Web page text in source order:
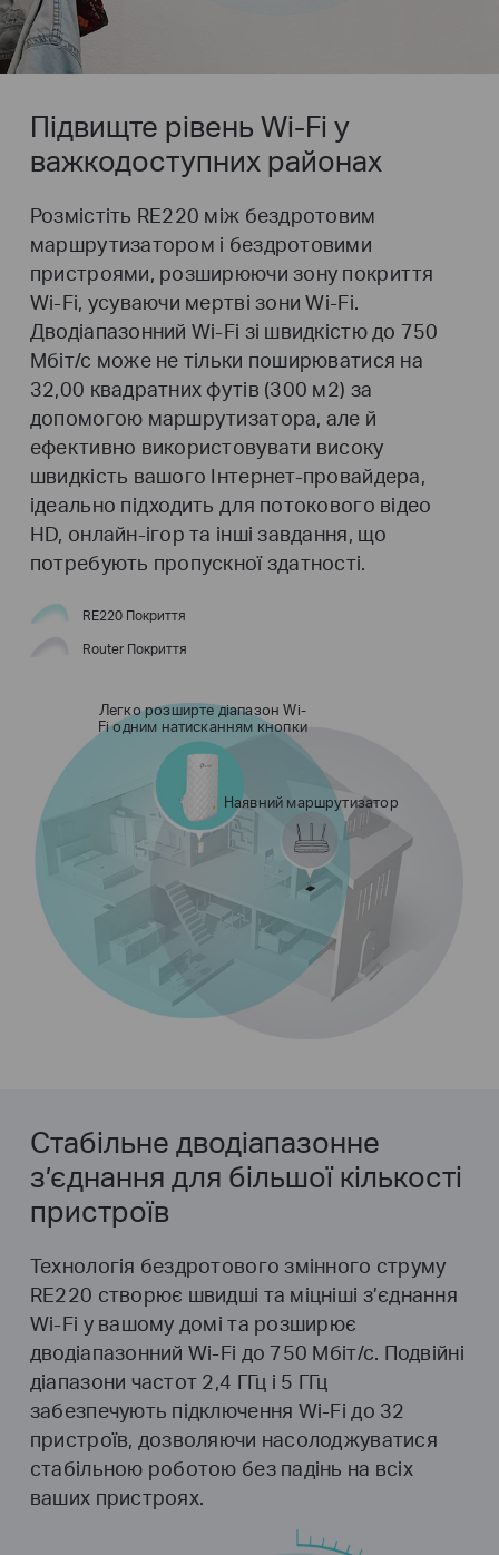
Підвищте рівень Wi-Fi у
важкодоступних районах
Розмістіть RE220 між бездротовим
маршрутизатором і бездротовими
пристроями, розширюючи зону покриття
Wi-Fi, усуваючи мертві зони Wi-Fi.
Дводіапазонний Wi-Fi зі швидкістю до 750
Мбіт/с може не тільки поширюватися на
32,00 квадратних футів (300 м2) за
допомогою маршрутизатора, але й
ефективно використовувати високу
швидкість вашого Інтернет-провайдера,
ідеально підходить для потокового відео
HD, онлайн-ігор та інші завдання, що
потребують пропускної здатності.
RE220 Покриття
Router Покриття
Легко розширте діапазон Wi-
Fi одним натисканням кнопки
Наявний маршрутизатор
Стабільне дводіапазонне
з’єднання для більшої кількості
пристроїв
Технологія бездротового змінного струму
RE220 створює швидші та міцніші з’єднання
Wi-Fi у вашому домі та розширює
дводіапазонний Wi-Fi до 750 Мбіт/с. Подвійні
діапазони частот 2,4 ГГц і 5 ГГц
забезпечують підключення Wi-Fi до 32
пристроїв, дозволяючи насолоджуватися
стабільною роботою без падінь на всіх
ваших пристроях.